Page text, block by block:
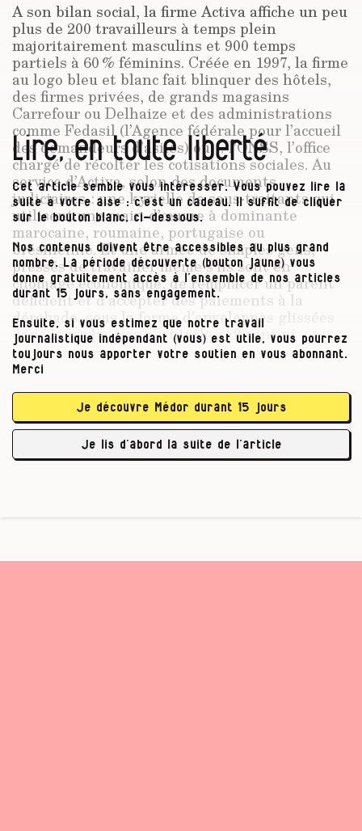
A son bilan social, la firme Activa affiche un peu
plus de 200 travailleurs à temps plein
majoritairement masculins et 900 temps
partiels à 60 % féminins. Créée en 1997, la firme
au logo bleu et blanc fait blinquer des hôtels,
des firmes privées, de grands magasins
Carrefour ou Delhaize et des administrations
comme Fedasil (l’Agence fédérale pour l’accueil
des demandeurs d’asiles) ou… l’ONSS, l’office
chargé de récolter les cotisations sociales. Au
service d’Activa, selon des documents
judiciaires : une kyrielle de sous-traitants qui
utilisent une main-d’œuvre à dominante
marocaine, roumaine, portugaise ou
brésilienne. Et une armée de simples gens,
pressés de travailler même s’ils sont en
chômage économique, de remplacer un parent
déficient et d’accepter des paiements à la
dérobade, sous la forme d’enveloppes glissées
dans la poche. Sans contrôle suffisant ni
protection sociale garantie.
Le secteur investigué dans cet article
est à ne …
Lire, en toute liberté
Cet article semble vous intéresser. Vous pouvez lire la
suite à votre aise : c’est un cadeau. Il suffit de cliquer
sur le bouton blanc, ci-dessous.
Nos contenus doivent être accessibles au plus grand
nombre. La période découverte (bouton jaune) vous
donne gratuitement accès à l’ensemble de nos articles
durant 15 jours, sans engagement.
Ensuite, si vous estimez que notre travail
journalistique indépendant (vous) est utile, vous pourrez
toujours nous apporter votre soutien en vous abonnant.
Merci
Je découvre Médor durant 15 jours
Je lis d’abord la suite de l’article